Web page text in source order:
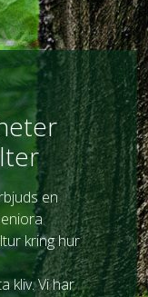
en
kring hur
kliv. Vi har